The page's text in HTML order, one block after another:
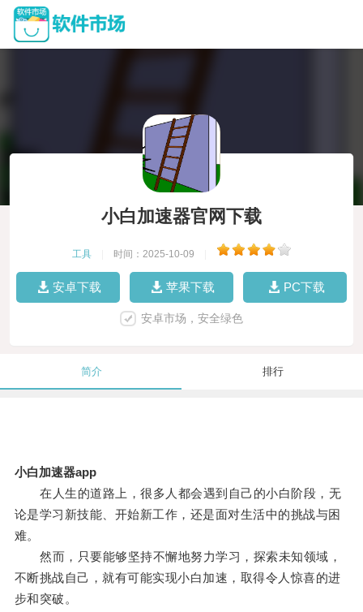
小白加速器官网下载
工具 时间：2025-10-09
安卓下载 苹果下载 PC下载
安卓市场，安全绿色
简介 排行
小白加速器app
在人生的道路上，很多人都会遇到自己的小白阶段，无
论是学习新技能、开始新工作，还是面对生活中的挑战与困
难。
然而，只要能够坚持不懈地努力学习，探索未知领域，
不断挑战自己，就有可能实现小白加速，取得令人惊喜的进
步和突破。